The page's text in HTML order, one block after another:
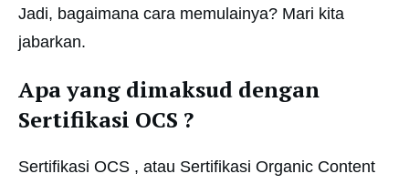
Jadi, bagaimana cara memulainya? Mari kita
jabarkan.
Apa yang dimaksud dengan
Sertifikasi OCS ?
Sertifikasi OCS , atau Sertifikasi Organic Content